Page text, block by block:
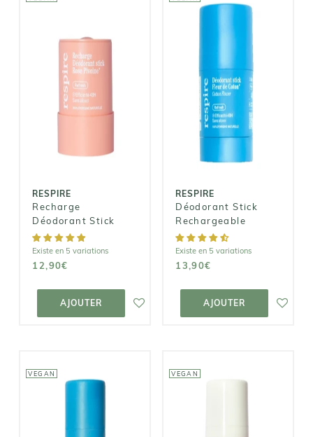
RESPIRE
Recharge
Déodorant Stick
Existe en 5 variations
12,90€
AJOUTER
RESPIRE
Recharge
AJOUTER AU
PANIER
RESPIRE
Déodorant Stick
Rechargeable
Existe en 5 variations
13,90€
AJOUTER
RESPIRE
Déodorant
Stick
Rechargeable
13,90€
AJOUTER AU
PANIER
VEGAN VEGAN